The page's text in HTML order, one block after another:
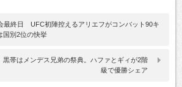
最終日 UFC初陣控えるアリエフがコンバット90キ
国別2位の快挙
黒帯はメンデス兄弟の祭典。ハファとギィが2階
級で優勝シェア